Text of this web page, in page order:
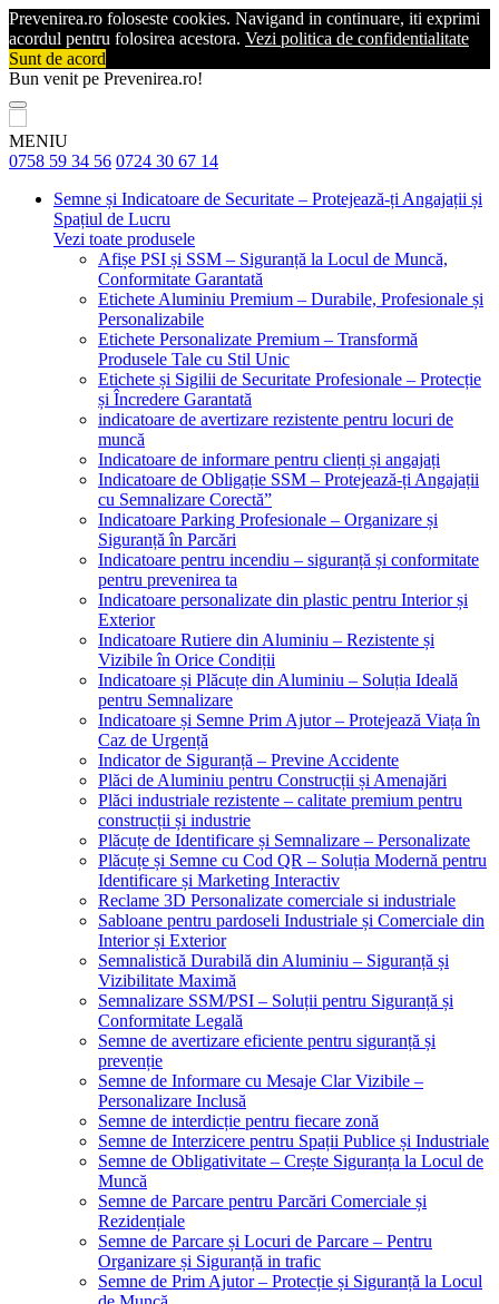
Prevenirea.ro foloseste cookies. Navigand in continuare, iti exprimi
acordul pentru folosirea acestora. Vezi politica de confidentialitate
Sunt de acord
Bun venit pe Prevenirea.ro!
MENIU
0758 59 34 56 0724 30 67 14
Semne și Indicatoare de Securitate – Protejează-ți Angajații și
Spațiul de Lucru
Vezi toate produsele
Afișe PSI și SSM – Siguranță la Locul de Muncă,
Conformitate Garantată
Etichete Aluminiu Premium – Durabile, Profesionale și
Personalizabile
Etichete Personalizate Premium – Transformă
Produsele Tale cu Stil Unic
Etichete și Sigilii de Securitate Profesionale – Protecție
și Încredere Garantată
indicatoare de avertizare rezistente pentru locuri de
muncă
Indicatoare de informare pentru clienți și angajați
Indicatoare de Obligație SSM – Protejează-ți Angajații
cu Semnalizare Corectă”
Indicatoare Parking Profesionale – Organizare și
Siguranță în Parcări
Indicatoare pentru incendiu – siguranță și conformitate
pentru prevenirea ta
Indicatoare personalizate din plastic pentru Interior și
Exterior
Indicatoare Rutiere din Aluminiu – Rezistente și
Vizibile în Orice Condiții
Indicatoare și Plăcuțe din Aluminiu – Soluția Ideală
pentru Semnalizare
Indicatoare și Semne Prim Ajutor – Protejează Viața în
Caz de Urgență
Indicator de Siguranță – Previne Accidente
Plăci de Aluminiu pentru Construcții și Amenajări
Plăci industriale rezistente – calitate premium pentru
construcții și industrie
Plăcuțe de Identificare și Semnalizare – Personalizate
Plăcuțe și Semne cu Cod QR – Soluția Modernă pentru
Identificare și Marketing Interactiv
Reclame 3D Personalizate comerciale si industriale
Sabloane pentru pardoseli Industriale și Comerciale din
Interior și Exterior
Semnalistică Durabilă din Aluminiu – Siguranță și
Vizibilitate Maximă
Semnalizare SSM/PSI – Soluții pentru Siguranță și
Conformitate Legală
Semne de avertizare eficiente pentru siguranță și
prevenție
Semne de Informare cu Mesaje Clar Vizibile –
Personalizare Inclusă
Semne de interdicție pentru fiecare zonă
Semne de Interzicere pentru Spații Publice și Industriale
Semne de Obligativitate – Crește Siguranța la Locul de
Muncă
Semne de Parcare pentru Parcări Comerciale și
Rezidențiale
Semne de Parcare și Locuri de Parcare – Pentru
Organizare și Siguranță in trafic
Semne de Prim Ajutor – Protecție și Siguranță la Locul